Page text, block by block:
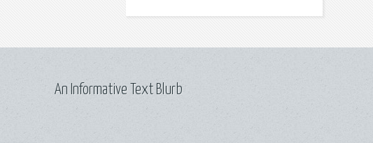
An Informative Text Blurb